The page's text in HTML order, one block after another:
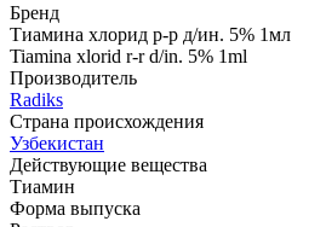
Бренд
Тиамина хлорид р-р д/ин. 5% 1мл
Tiamina xlorid r-r d/in. 5% 1ml
Производитель
Radiks
Страна происхождения
Узбекистан
Действующие вещества
Тиамин
Форма выпуска